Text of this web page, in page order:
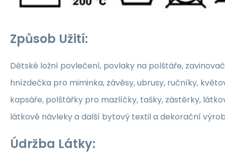
Způsob Užití:
Dětské ložní povlečení, povlaky na polštáře,
hnízdečka pro miminka, závěsy, ubrusy, ručníky,
kapsáře, polštářky pro mazlíčky, tašky, zástěrky,
látkové návleky a další bytový textil a dekorační
Údržba Látky: